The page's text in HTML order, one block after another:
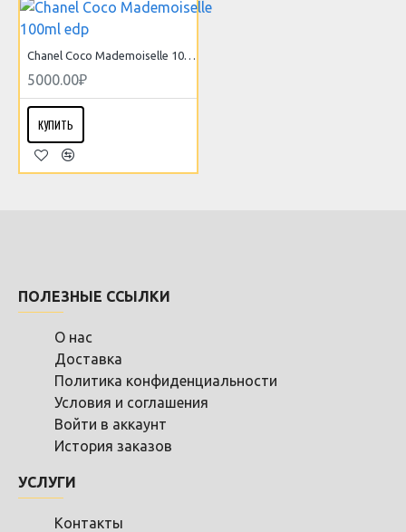
5000.00₽
КУПИТЬ
ПОЛЕЗНЫЕ ССЫЛКИ
О нас
Доставка
Политика конфиденциальности
Условия и соглашения
Войти в аккаунт
История заказов
УСЛУГИ
Контакты